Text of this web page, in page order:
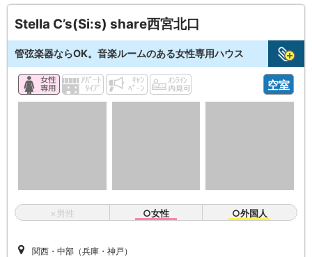
Stella C’s(Si:s) share西宮北口
管弦楽器ならOK。音楽ルームのある女性専用ハウス
空室
×男性 ○女性 ○外国人
関西・中部（兵庫・神戸）